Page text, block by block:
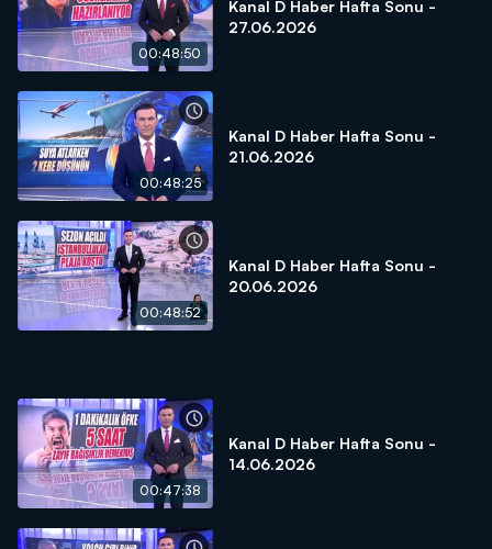
00:48:50
Kanal D Haber Hafta Sonu -
27.06.2026
00:48:25
Kanal D Haber Hafta Sonu -
21.06.2026
00:48:52
Kanal D Haber Hafta Sonu -
20.06.2026
00:47:38
Kanal D Haber Hafta Sonu -
14.06.2026